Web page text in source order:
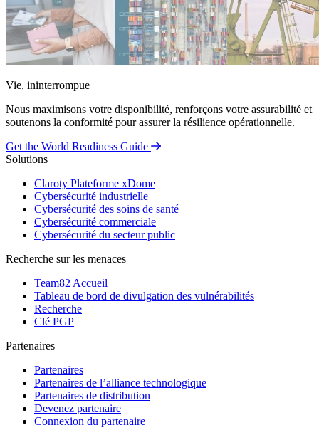
Vie, ininterrompue
Nous maximisons votre disponibilité, renforçons votre assurabilité et
soutenons la conformité pour assurer la résilience opérationnelle.
Get the World Readiness Guide
Solutions
Claroty Plateforme xDome
Cybersécurité industrielle
Cybersécurité des soins de santé
Cybersécurité commerciale
Cybersécurité du secteur public
Recherche sur les menaces
Team82 Accueil
Tableau de bord de divulgation des vulnérabilités
Recherche
Clé PGP
Partenaires
Partenaires
Partenaires de l’alliance technologique
Partenaires de distribution
Devenez partenaire
Connexion du partenaire